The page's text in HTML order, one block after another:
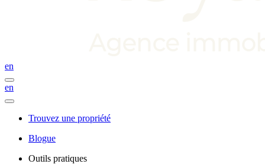
en
en
Trouvez une propriété
Blogue
Outils pratiques